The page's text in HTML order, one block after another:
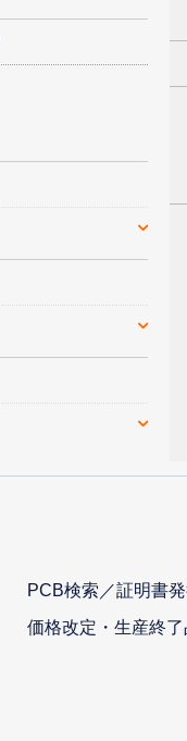
PCB検索／証明書
価格改定・生産終了